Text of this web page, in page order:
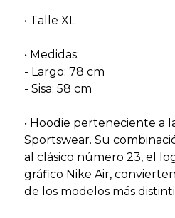
• Talle XL
• Medidas:
- Largo: 78 cm
- Sisa: 58 cm
• Hoodie perteneciente a
Sportswear. Su
al clásico número 23, el
gráfico Nike Air,
de los modelos más